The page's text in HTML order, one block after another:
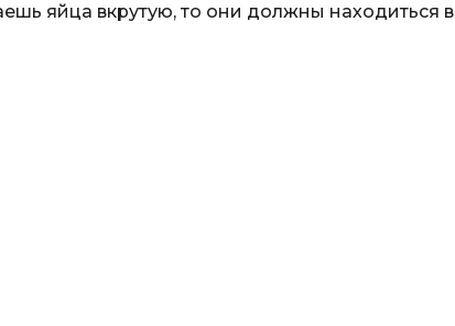
яйца вкрутую, то они должны находиться в